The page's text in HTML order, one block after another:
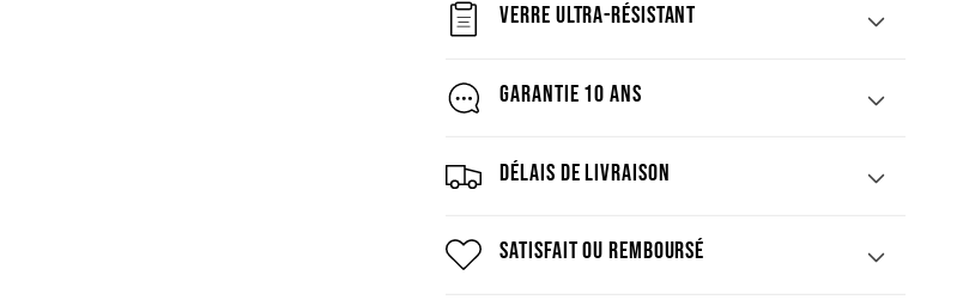
Verre ultra-résistant
Garantie 10 ans
Délais de livraison
Satisfait ou remboursé